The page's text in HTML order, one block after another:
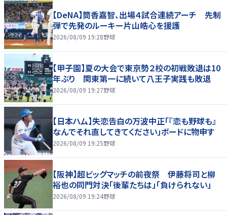
【DeNA】筒香嘉智、出場４試合連続アーチ 先制
弾で先発のルーキー片山皓心を援護
2026/08/09 19:28野球
【甲子園】夏の大会で東京勢２校の初戦敗退は10
年ぶり 関東第一に続いて八王子実践も敗退
2026/08/09 19:27野球
【日本ハム】失恋告白の万波中正「『恋も野球も』
なんでそれ直してきてください」ボードに物申す
2026/08/09 19:25野球
【阪神】超ビッグマッチの前夜祭 伊藤将司と柳
裕也の同門対決「後輩たちは」「負けられない」
2026/08/09 19:24野球